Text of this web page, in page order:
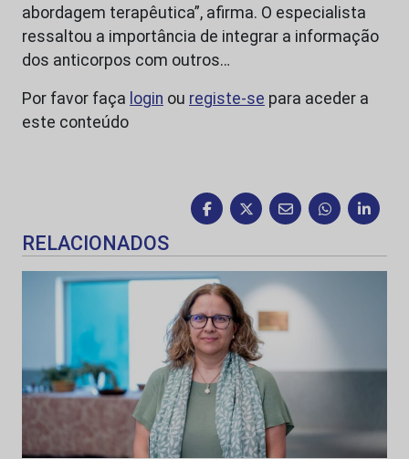
abordagem terapêutica”, afirma. O especialista
ressaltou a importância de integrar a informação
dos anticorpos com outros…
Por favor faça login ou registe-se para aceder a
este conteúdo
RELACIONADOS